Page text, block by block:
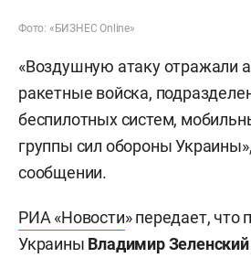
Фото: «БИЗНЕС Online»
«Воздушную атаку отражали
ракетные войска,
беспилотных систем,
группы сил обороны
сообщении.
РИА «Новости» передает, что
Украины Владимир Зеленский